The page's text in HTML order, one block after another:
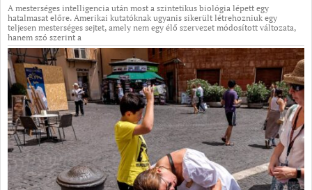
A mesterséges intelligencia után most a szintetikus biológia lépett egy
hatalmasat előre. Amerikai kutatóknak ugyanis sikerült létrehozniuk egy
teljesen mesterséges sejtet, amely nem egy élő szervezet módosított változata,
hanem szó szerint a